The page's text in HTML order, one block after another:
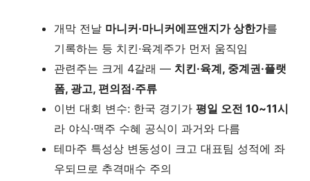
개막 전날 마니커·마니커에프앤지가 상한가를
기록하는 등 치킨·육계주가 먼저 움직임
관련주는 크게 4갈래 — 치킨·육계, 중계권·플랫
폼, 광고, 편의점·주류
이번 대회 변수: 한국 경기가 평일 오전 10~11시
라 야식·맥주 수혜 공식이 과거와 다름
테마주 특성상 변동성이 크고 대표팀 성적에 좌
우되므로 추격매수 주의